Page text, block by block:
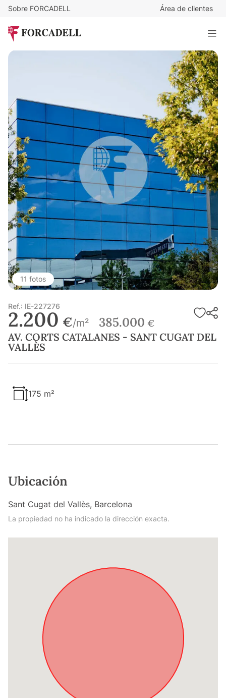
Sobre FORCADELL Área de clientes
AV. CORTS CATALANES - SANT CUGAT DEL VALLÈS
175 m²
11 fotos
Ref.: IE-227276
2.200 €/m² 385.000 €
AV. CORTS CATALANES - SANT CUGAT DEL
VALLÈS
175 m²
Ubicación
Sant Cugat del Vallès, Barcelona
La propiedad no ha indicado la dirección exacta.